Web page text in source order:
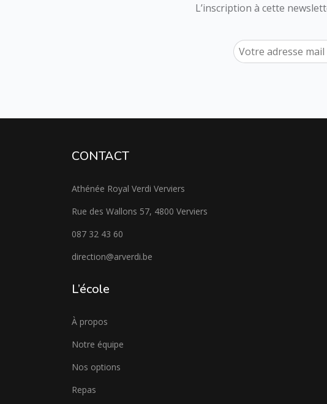
L’inscription à cette
CONTACT
Athénée Royal Verdi Verviers
Rue des Wallons 57, 4800 Verviers
087 32 43 60
direction@arverdi.be
L’école
À propos
Notre équipe
Nos options
Repas